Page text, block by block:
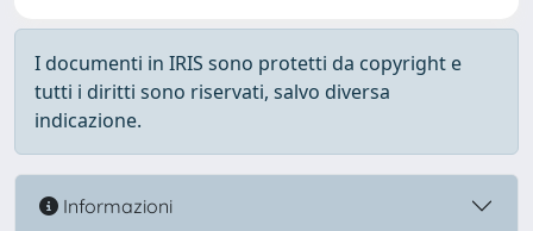
I documenti in IRIS sono protetti da copyright e
tutti i diritti sono riservati, salvo diversa
indicazione.
Informazioni